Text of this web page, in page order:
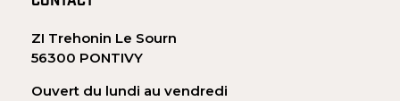
ZI Trehonin Le Sourn
56300 PONTIVY
Ouvert du lundi au vendredi